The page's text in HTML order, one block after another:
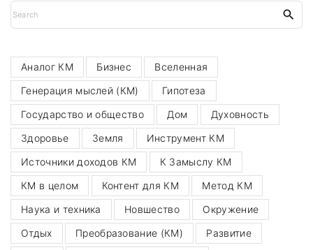
S
a
Аналог КМ Бизнес
Вселенная
Генерация мыслей (КМ)
Гипотеза
Государство и общество
Дом
Духовность
Здоровье
Земля
Инструмент КМ
Источники доходов КМ
К Замыслу КМ
КМ в целом
Контент для КМ
Метод КМ
Наука и техника
Новшество
Окружение
Отдых
Преобразование (КМ)
Развитие